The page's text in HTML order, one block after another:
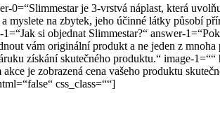
0=“Slimmestar je 3-vrstvá náplast, která
na zbytek, jeho účinné látky působí
si objednat Slimmestar?“ answer-
vám originální produkt a ne jeden z
získání skutečného produktu.“ image-
je zobrazená cena vašeho produktu
css_class=““]